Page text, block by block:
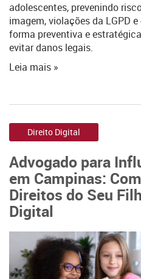
adolescentes, prevenindo
imagem, violações da LGPD
forma preventiva e
evitar danos legais.
Leia mais »
Direito Digital
Advogado para
em Campinas:
Direitos do Seu
Digital